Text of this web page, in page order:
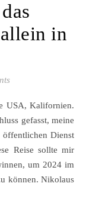
in
gefasst, meine
Dienst
Reise sollte mir
um 2024 im
können. Nikolaus